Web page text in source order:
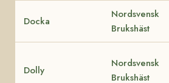
Docka
Nordsvensk
Brukshäst
Dolly
Nordsvensk
Brukshäst